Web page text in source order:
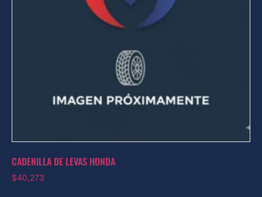
CADENILLA DE LEVAS HONDA
$40,273